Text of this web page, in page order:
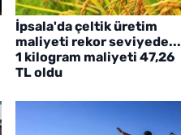
İpsala'da çeltik üretim
maliyeti rekor seviyede...
1 kilogram maliyeti 47,26
TL oldu